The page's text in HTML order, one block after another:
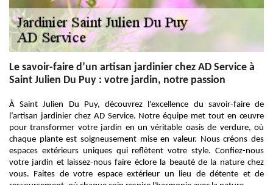
Le savoir-faire d’un artisan jardinier chez AD Service à
Saint Julien Du Puy : votre jardin, notre passion
À Saint Julien Du Puy, découvrez l'excellence du savoir-faire de
l’artisan jardinier chez AD Service. Notre équipe met tout en œuvre
pour transformer votre jardin en un véritable oasis de verdure, où
chaque plante est soigneusement mise en valeur. Nous créons des
espaces extérieurs uniques qui reflètent votre style. Confiez-nous
votre jardin et laissez-nous faire éclore la beauté de la nature chez
vous. Faites de votre espace extérieur un lieu de détente et de